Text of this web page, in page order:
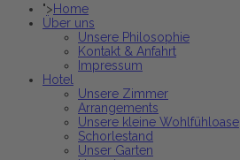
">Home
Über uns
Unsere Philosophie
Kontakt & Anfahrt
Impressum
Hotel
Unsere Zimmer
Arrangements
Unsere kleine Wohlfühloase
Schorlestand
Unser Garten